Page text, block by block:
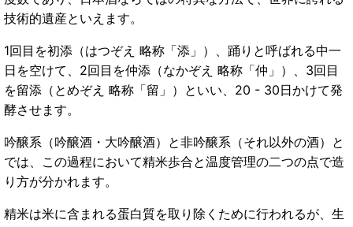
技術的遺産といえます。
1回目を初添（はつぞえ 略称「添」）、踊りと呼ばれる中一
日を空けて、2回目を仲添（なかぞえ 略称「仲」）、3回目
を留添（とめぞえ 略称「留」）といい、20 - 30日かけて発
酵させます。
吟醸系（吟醸酒・大吟醸酒）と非吟醸系（それ以外の酒）と
では、この過程において精米歩合と温度管理の二つの点で造
り方が分かれます。
精米は米に含まれる蛋白質を取り除くために行われるが、生